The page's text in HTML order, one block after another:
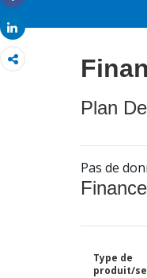
Share
Share
Plan
Pas de
Type de
produit/